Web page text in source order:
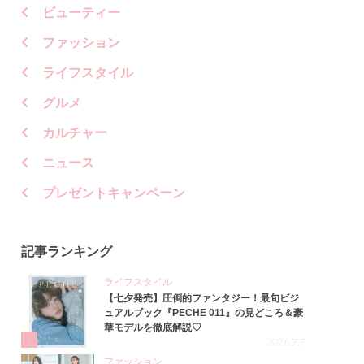
ビューティー
ファッション
ライフスタイル
グルメ
カルチャー
ニュース
プレゼントキャンペーン
記事ランキング
ライフスタイル
【七夕発売】圧倒的ファンタジー！最旬ビジ
ュアルブック『PECHE 011』の見どころ＆豪
華モデルを徹底解説♡
2026.7.7
ファッション